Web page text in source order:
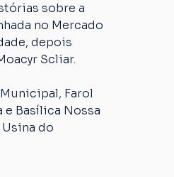
sobre a
no Mercado
depois
Scliar.
Farol
e Basílica Nossa
do